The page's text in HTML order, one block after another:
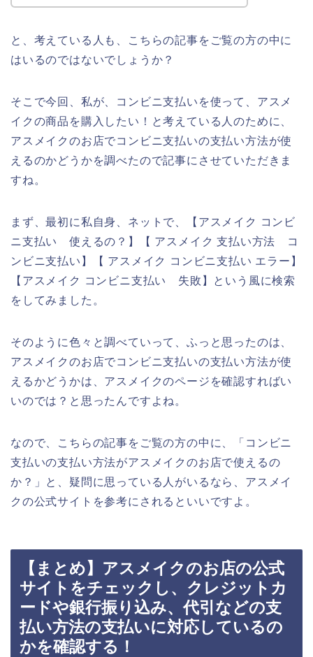
と、考えている人も、こちらの記事をご覧の方の中に
はいるのではないでしょうか？
そこで今回、私が、コンビニ支払いを使って、アスメ
イクの商品を購入したい！と考えている人のために、
アスメイクのお店でコンビニ支払いの支払い方法が使
えるのかどうかを調べたので記事にさせていただきま
すね。
まず、最初に私自身、ネットで、【アスメイク コンビ
ニ支払い 使えるの？】【 アスメイク 支払い方法 コ
ンビニ支払い】【 アスメイク コンビニ支払い エラー】
【アスメイク コンビニ支払い 失敗】という風に検索
をしてみました。
そのように色々と調べていって、ふっと思ったのは、
アスメイクのお店でコンビニ支払いの支払い方法が使
えるかどうかは、アスメイクのページを確認すればい
いのでは？と思ったんですよね。
なので、こちらの記事をご覧の方の中に、「コンビニ
支払いの支払い方法がアスメイクのお店で使えるの
か？」と、疑問に思っている人がいるなら、アスメイ
クの公式サイトを参考にされるといいですよ。
【まとめ】アスメイクのお店の公式
サイトをチェックし、クレジットカ
ードや銀行振り込み、代引などの支
払い方法の支払いに対応しているの
かを確認する！